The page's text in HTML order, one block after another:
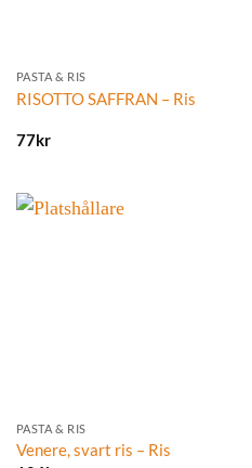
PASTA & RIS
RISOTTO SAFFRAN – Ris
77kr
PASTA & RIS
Venere, svart ris – Ris